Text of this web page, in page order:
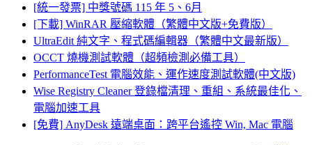
[統一發票] 中獎號碼 115 年 5、6月
[下載] WinRAR 壓縮軟體（繁體中文版+免費版）
UltraEdit 純文字、程式碼編輯器（繁體中文最新版）
OCCT 燒機測試軟體（超頻檢測必備工具）
PerformanceTest 電腦效能、運作速度測試軟體(中文版)
Wise Registry Cleaner 登錄檔清理、重組、系統最佳化、
電腦加速工具
[免費] AnyDesk 遠端桌面：跨平台遙控 Win, Mac 電腦